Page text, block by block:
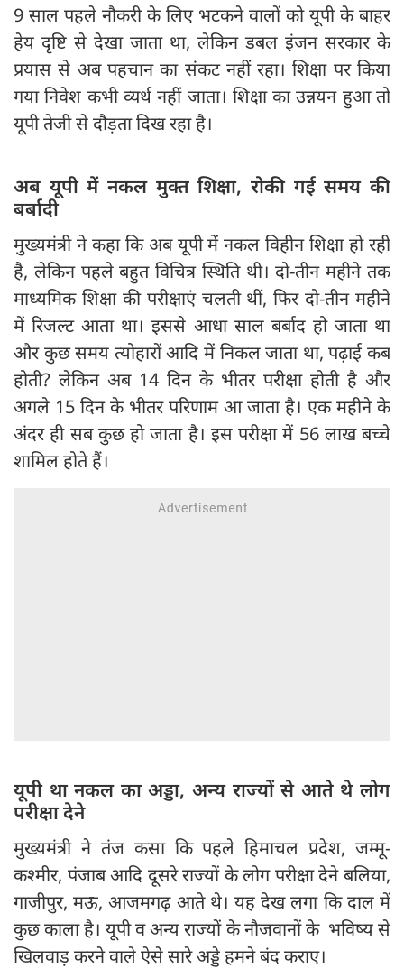
9 साल पहले नौकरी के लिए भटकने वालों को यूपी के बाहर
हेय दृष्टि से देखा जाता था, लेकिन डबल इंजन सरकार के
प्रयास से अब पहचान का संकट नहीं रहा। शिक्षा पर किया
गया निवेश कभी व्यर्थ नहीं जाता। शिक्षा का उन्नयन हुआ तो
यूपी तेजी से दौड़ता दिख रहा है।
अब यूपी में नकल मुक्त शिक्षा, रोकी गई समय की
बर्बादी
मुख्यमंत्री ने कहा कि अब यूपी में नकल विहीन शिक्षा हो रही
है, लेकिन पहले बहुत विचित्र स्थिति थी। दो-तीन महीने तक
माध्यमिक शिक्षा की परीक्षाएं चलती थीं, फिर दो-तीन महीने
में रिजल्ट आता था। इससे आधा साल बर्बाद हो जाता था
और कुछ समय त्योहारों आदि में निकल जाता था, पढ़ाई कब
होती? लेकिन अब 14 दिन के भीतर परीक्षा होती है और
अगले 15 दिन के भीतर परिणाम आ जाता है। एक महीने के
अंदर ही सब कुछ हो जाता है। इस परीक्षा में 56 लाख बच्चे
शामिल होते हैं।
यूपी था नकल का अड्डा, अन्य राज्यों से आते थे लोग
परीक्षा देने
मुख्यमंत्री ने तंज कसा कि पहले हिमाचल प्रदेश, जम्मू-
कश्मीर, पंजाब आदि दूसरे राज्यों के लोग परीक्षा देने बलिया,
गाजीपुर, मऊ, आजमगढ़ आते थे। यह देख लगा कि दाल में
कुछ काला है। यूपी व अन्य राज्यों के नौजवानों के भविष्य से
खिलवाड़ करने वाले ऐसे सारे अड्डे हमने बंद कराए।